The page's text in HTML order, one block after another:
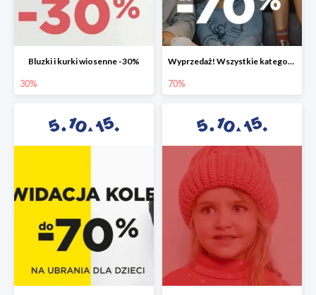
Bluzki i kurki wiosenne -30%
30%
Wyprzedaż! Wszystkie kategorie do -70%
70%